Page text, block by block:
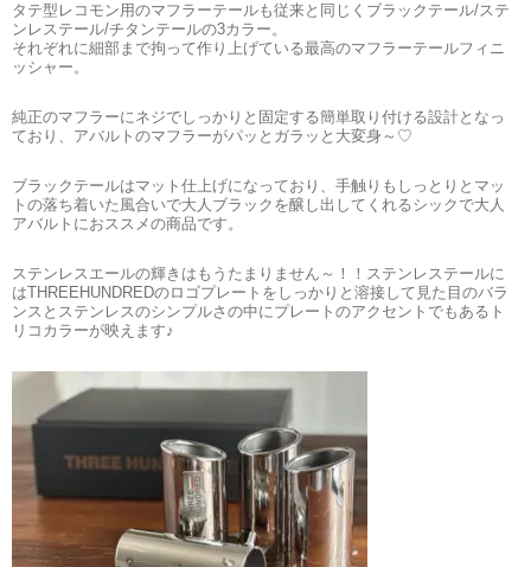
タテ型レコモン用のマフラーテールも従来と同じくブラックテール/ステ
ンレステール/チタンテールの3カラー。
それぞれに細部まで拘って作り上げている最高のマフラーテールフィニ
ッシャー。
純正のマフラーにネジでしっかりと固定する簡単取り付ける設計となっ
ており、アバルトのマフラーがパッとガラッと大変身～♡
ブラックテールはマット仕上げになっており、手触りもしっとりとマッ
トの落ち着いた風合いで大人ブラックを醸し出してくれるシックで大人
アバルトにおススメの商品です。
ステンレスエールの輝きはもうたまりません～！！ステンレステールに
はTHREEHUNDREDのロゴプレートをしっかりと溶接して見た目のバラ
ンスとステンレスのシンプルさの中にプレートのアクセントでもあるト
リコカラーが映えます♪